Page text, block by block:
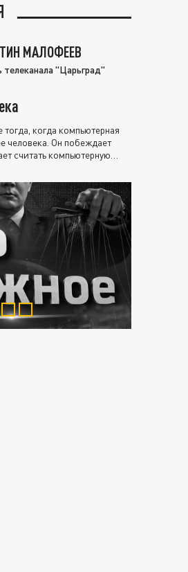
МАЛОФЕЕВ
телеканала "Царьград"
когда компьютерная
человека. Он побеждает
считать компьютерную